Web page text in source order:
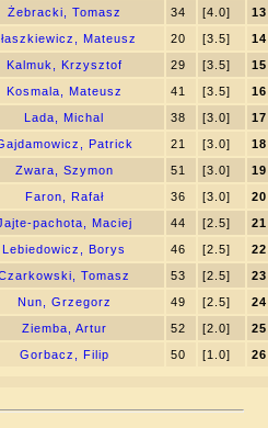
Żebracki, Tomasz 34 [4.0]
13
Mateusz 20 [3.5]
14
Kalmuk, Krzysztof 29 [3.5]
15
Kosmala, Mateusz 41 [3.5]
16
Lada, Michal 38 [3.0]
17
Patrick 21 [3.0]
18
Zwara, Szymon 51 [3.0]
19
Faron, Rafał 36 [3.0]
20
pachota, Maciej 44 [2.5]
21
Lebiedowicz, Borys 46 [2.5]
22
Tomasz 53 [2.5]
23
Nun, Grzegorz 49 [2.5]
24
Ziemba, Artur 52 [2.0]
25
Gorbacz, Filip 50 [1.0] 26